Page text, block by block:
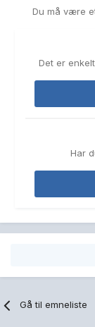
Du må være
Det er
Har
Gå til emneliste